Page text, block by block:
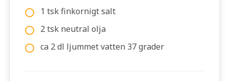
1 tsk finkornigt salt
2 tsk neutral olja
ca 2 dl ljummet vatten 37 grader